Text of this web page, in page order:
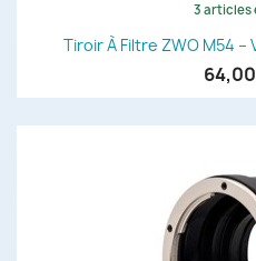
3 articles
Tiroir À Filtre ZWO M54 –